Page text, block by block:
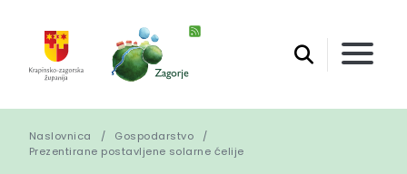
Naslovnica
Gospodarstvo
Prezentirane postavljene solarne ćelije